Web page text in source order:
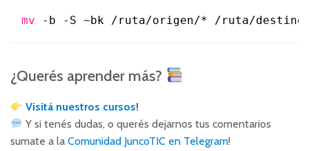
mv -b -S ~bk /ruta/origen/* /ruta/destino
¿Querés aprender más?
Visitá nuestros cursos!
Y si tenés dudas, o querés dejarnos tus comentarios
sumate a la Comunidad JuncoTIC en Telegram!